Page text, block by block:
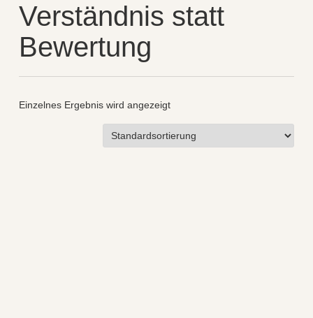
Verständnis statt
Bewertung
Einzelnes Ergebnis wird angezeigt